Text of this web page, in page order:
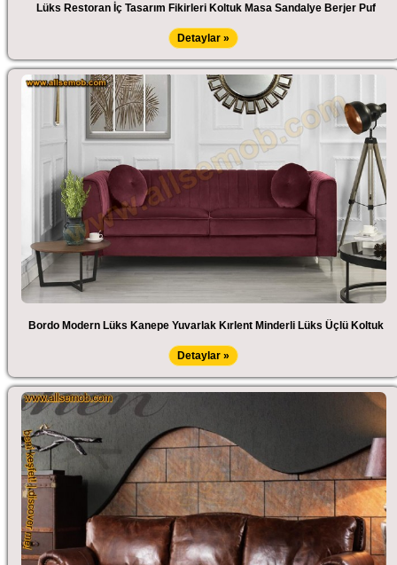
Lüks Restoran İç Tasarım Fikirleri Koltuk Masa Sandalye Berjer Puf
Detaylar »
Bordo Modern Lüks Kanepe Yuvarlak Kırlent Minderli Lüks Üçlü Koltuk
Detaylar »